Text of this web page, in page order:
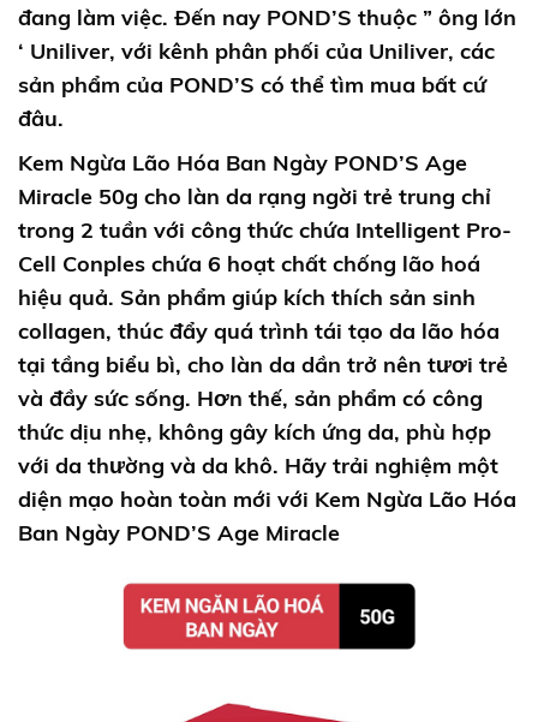
đang làm việc. Đến nay POND’S thuộc ” ông lớn
‘ Uniliver, với kênh phân phối của Uniliver, các
sản phẩm của POND’S có thể tìm mua bất cứ
đâu.
Kem Ngừa Lão Hóa Ban Ngày POND’S Age
Miracle 50g cho làn da rạng ngời trẻ trung chỉ
trong 2 tuần với công thức chứa Intelligent Pro-
Cell Conples chứa 6 hoạt chất chống lão hoá
hiệu quả. Sản phẩm giúp kích thích sản sinh
collagen, thúc đẩy quá trình tái tạo da lão hóa
tại tầng biểu bì, cho làn da dần trở nên tươi trẻ
và đầy sức sống. Hơn thế, sản phẩm có công
thức dịu nhẹ, không gây kích ứng da, phù hợp
với da thường và da khô. Hãy trải nghiệm một
diện mạo hoàn toàn mới với Kem Ngừa Lão Hóa
Ban Ngày POND’S Age Miracle